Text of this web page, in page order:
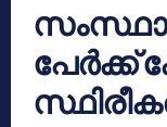
പേര്‍ക്ക്